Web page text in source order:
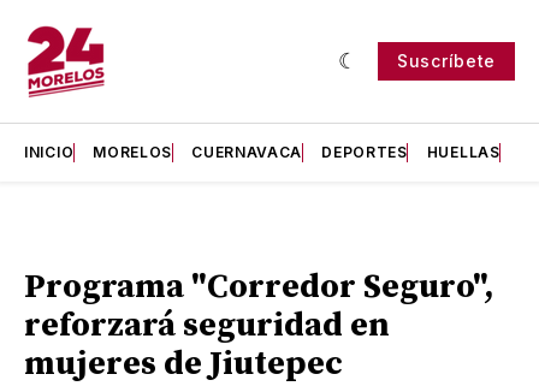
Suscríbete
INICIO MORELOS CUERNAVACA DEPORTES HUELLAS
Programa "Corredor Seguro",
reforzará seguridad en
mujeres de Jiutepec